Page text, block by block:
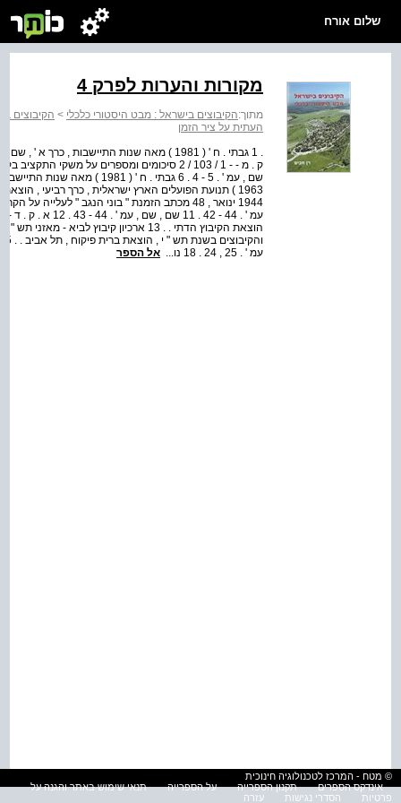
שלום אורח
מקורות והערות לפרק 4
מתוך:הקיבוצים בישראל : מבט היסטורי כלכלי > הקיבוצים
העתית על ציר הזמן
עמ ' . 25 , 24 . 18 נו... אל הספר
© מטח - המרכז לטכנולוגיה חינוכית
אינדקס הספרים
תקנון הספרייה על הספרייה
תנאי שימוש באתר והגנה על
פרטיות
הסדרי נגישות עזרה